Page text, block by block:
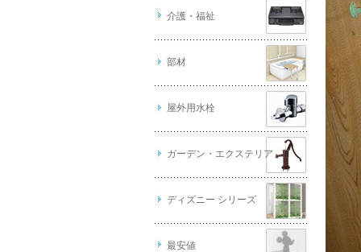
介護・福祉
部材
屋外用水栓
ガーデン・エクステリア
ディズニー シリーズ
最安値